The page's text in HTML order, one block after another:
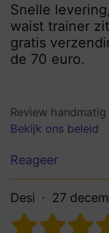
Snelle
waist trainer
gratis
de 70 euro.
Review
Bekijk ons beleid
Reageer
Desi 27